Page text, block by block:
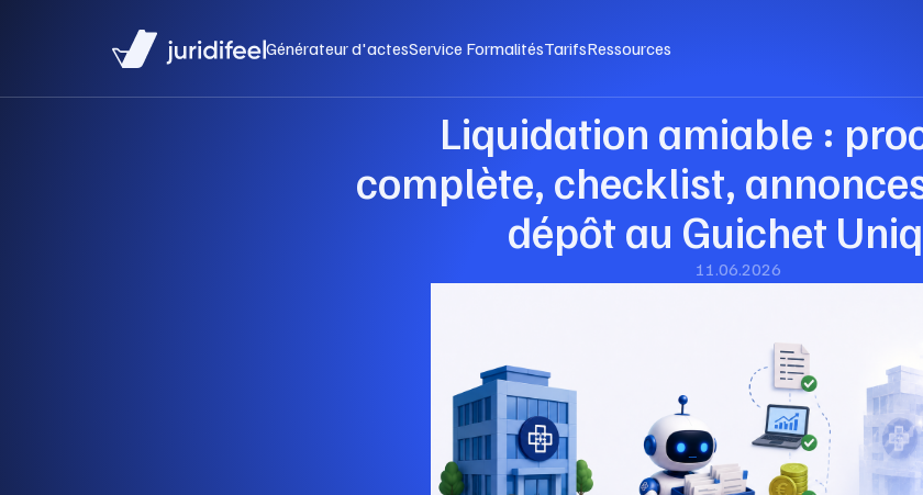
Générateur d'actesService FormalitésTarifsRessources
Liquidation amiable :
complète, checklist,
dépôt au Guichet
11.06.2026